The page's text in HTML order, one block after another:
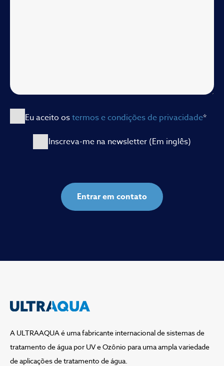
Eu aceito ostermos e condições de privacidade*
Inscreva-me na newsletter (Em inglês)
A ULTRAAQUA é uma fabricante internacional de sistemas de
tratamento de água por UV e Ozônio para uma ampla variedade
de aplicações de tratamento de água.